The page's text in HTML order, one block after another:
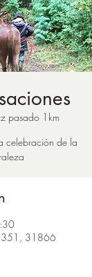
pasado 1km
celebración de la
31866